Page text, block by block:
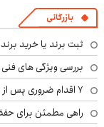
بازرگانی
ثبت برند یا خرید
بررسی ویژگی های فنی
۷ اقدام ضروری پس از تشکیل پرونده مواد مخدر؛ راهنمای خانواده‌ها
راهی مطمئن برای